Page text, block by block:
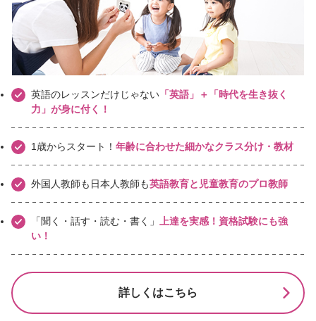
英語のレッスンだけじゃない 「英語」＋「時代を生き抜く
力」が身に付く！
1歳からスタート！ 年齢に合わせた細かなクラス分け・教材
外国人教師も日本人教師も英語教育と児童教育のプロ教師
「聞く・話す・読む・書く」
上達を実感！資格試験にも強
い！
詳しくはこちら